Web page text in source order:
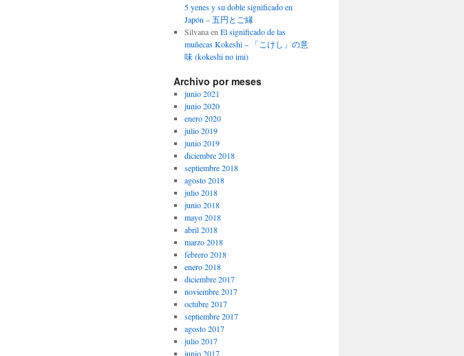
5 yenes y su doble significado en
Japón – 五円とご縁
Silvanaen El significado de las
muñecas Kokeshi – 「こけし」の意
味 (kokeshi no imi)
Archivo por meses
junio 2021
junio 2020
enero 2020
julio 2019
junio 2019
diciembre 2018
septiembre 2018
agosto 2018
julio 2018
junio 2018
mayo 2018
abril 2018
marzo 2018
febrero 2018
enero 2018
diciembre 2017
noviembre 2017
octubre 2017
septiembre 2017
agosto 2017
julio 2017
junio 2017